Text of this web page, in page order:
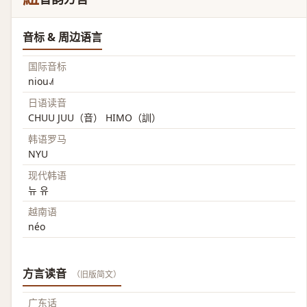
音标 & 周边语言
国际音标
niou˨˩˦
日语读音
CHUU JUU（音） HIMO（訓）
韩语罗马
NYU
现代韩语
뉴 유
越南语
néo
方言读音 （旧版简文）
广东话